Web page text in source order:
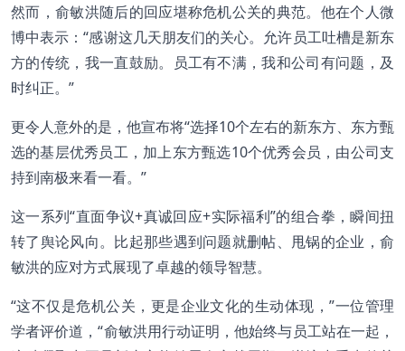
然而，俞敏洪随后的回应堪称危机公关的典范。他在个人微
博中表示：“感谢这几天朋友们的关心。允许员工吐槽是新东
方的传统，我一直鼓励。员工有不满，我和公司有问题，及
时纠正。”
更令人意外的是，他宣布将“选择10个左右的新东方、东方甄
选的基层优秀员工，加上东方甄选10个优秀会员，由公司支
持到南极来看一看。”
这一系列“直面争议+真诚回应+实际福利”的组合拳，瞬间扭
转了舆论风向。比起那些遇到问题就删帖、甩锅的企业，俞
敏洪的应对方式展现了卓越的领导智慧。
“这不仅是危机公关，更是企业文化的生动体现，”一位管理
学者评价道，“俞敏洪用行动证明，他始终与员工站在一起，